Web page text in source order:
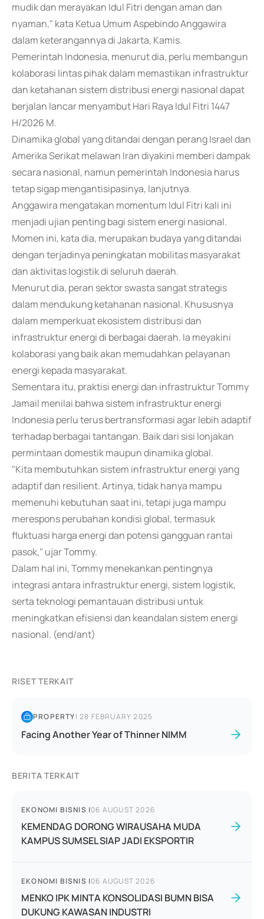
mudik dan merayakan Idul Fitri dengan aman dan
nyaman," kata Ketua Umum Aspebindo Anggawira
dalam keterangannya di Jakarta, Kamis.
Pemerintah Indonesia, menurut dia, perlu membangun
kolaborasi lintas pihak dalam memastikan infrastruktur
dan ketahanan sistem distribusi energi nasional dapat
berjalan lancar menyambut Hari Raya Idul Fitri 1447
H/2026 M.
Dinamika global yang ditandai dengan perang Israel dan
Amerika Serikat melawan Iran diyakini memberi dampak
secara nasional, namun pemerintah Indonesia harus
tetap sigap mengantisipasinya, lanjutnya.
Anggawira mengatakan momentum Idul Fitri kali ini
menjadi ujian penting bagi sistem energi nasional.
Momen ini, kata dia, merupakan budaya yang ditandai
dengan terjadinya peningkatan mobilitas masyarakat
dan aktivitas logistik di seluruh daerah.
Menurut dia, peran sektor swasta sangat strategis
dalam mendukung ketahanan nasional. Khususnya
dalam memperkuat ekosistem distribusi dan
infrastruktur energi di berbagai daerah. Ia meyakini
kolaborasi yang baik akan memudahkan pelayanan
energi kepada masyarakat.
Sementara itu, praktisi energi dan infrastruktur Tommy
Jamail menilai bahwa sistem infrastruktur energi
Indonesia perlu terus bertransformasi agar lebih adaptif
terhadap berbagai tantangan. Baik dari sisi lonjakan
permintaan domestik maupun dinamika global.
"Kita membutuhkan sistem infrastruktur energi yang
adaptif dan resilient. Artinya, tidak hanya mampu
memenuhi kebutuhan saat ini, tetapi juga mampu
merespons perubahan kondisi global, termasuk
fluktuasi harga energi dan potensi gangguan rantai
pasok," ujar Tommy.
Dalam hal ini, Tommy menekankan pentingnya
integrasi antara infrastruktur energi, sistem logistik,
serta teknologi pemantauan distribusi untuk
meningkatkan efisiensi dan keandalan sistem energi
nasional. (end/ant)
RISET TERKAIT
PROPERTY|28 FEBRUARY 2025
Facing Another Year of Thinner NIMM
BERITA TERKAIT
EKONOMI BISNIS |06 AUGUST 2026
KEMENDAG DORONG WIRAUSAHA MUDA
KAMPUS SUMSEL SIAP JADI EKSPORTIR
EKONOMI BISNIS |06 AUGUST 2026
MENKO IPK MINTA KONSOLIDASI BUMN BISA
DUKUNG KAWASAN INDUSTRI